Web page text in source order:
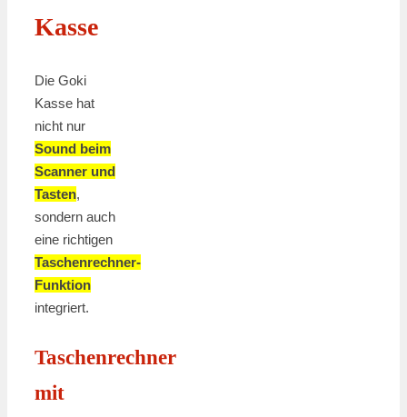
Kasse
Die Goki
Kasse hat
nicht nur
Sound beim
Scanner und
Tasten,
sondern auch
eine richtigen
Taschenrechner-
Funktion
integriert.
Taschenrechner
mit